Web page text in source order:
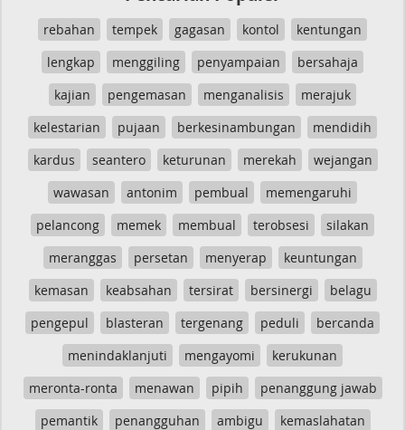
rebahan tempek gagasan kontol
kentungan
lengkap
menggiling penyampaian
bersahaja
kajian
pengemasan menganalisis
merajuk
kelestarian
pujaan berkesinambungan
mendidih
kardus
seantero keturunan merekah
wejangan
wawasan
antonim pembual
memengaruhi
pelancong
memek membual terobsesi
silakan
meranggas
persetan menyerap
keuntungan
kemasan
keabsahan tersirat bersinergi
belagu
pengepul
blasteran tergenang peduli
bercanda
menindaklanjuti
mengayomi
kerukunan
meronta-ronta
menawan pipih
penanggung jawab
pemantik
penangguhan ambigu
kemaslahatan